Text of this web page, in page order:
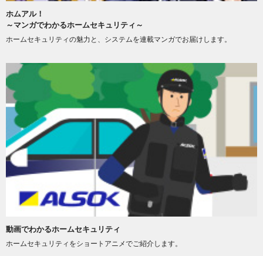
ホムアル！
～マンガでわかるホームセキュリティ～
ホームセキュリティの魅力と、システムを連載マンガでお届けします。
動画でわかるホームセキュリティ
ホームセキュリティをショートアニメでご紹介します。